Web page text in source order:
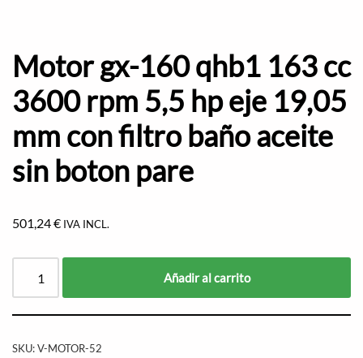
Motor gx-160 qhb1 163 cc
3600 rpm 5,5 hp eje 19,05
mm con filtro baño aceite
sin boton pare
501,24€ IVA INCL.
Añadir al carrito
SKU:V-MOTOR-52